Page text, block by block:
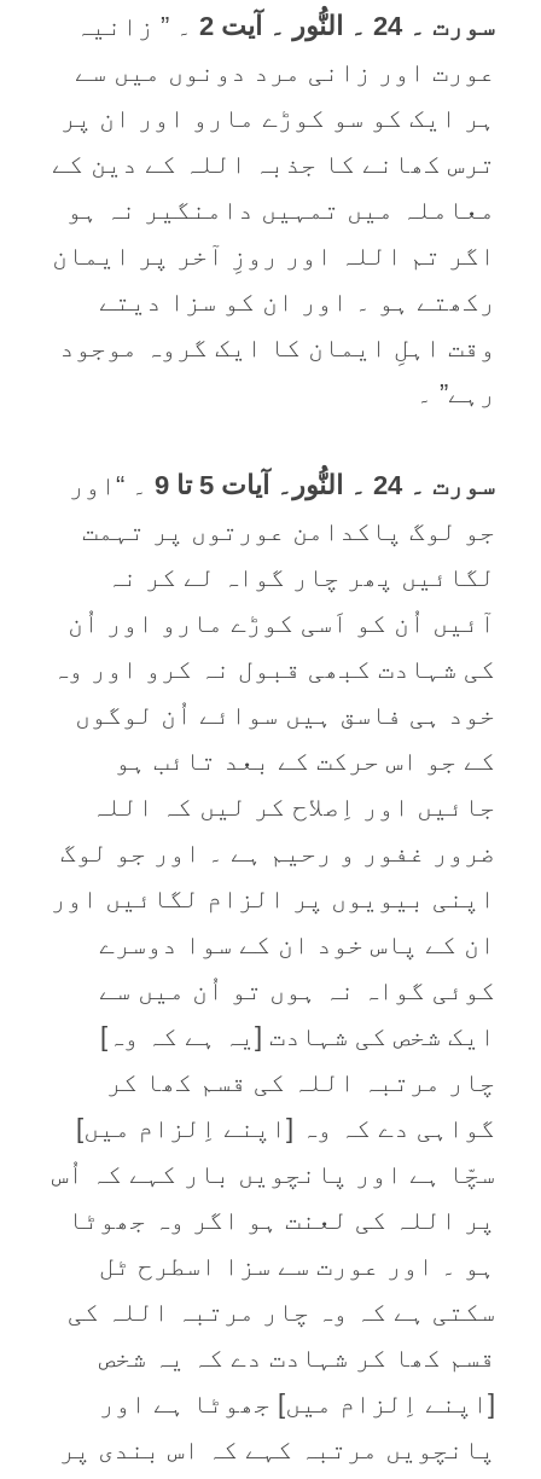
سورت ۔ 24 ۔ النُّور ۔ آیت 2
۔ ” زانیہ
عورت اور زانی مرد دونوں میں سے
ہر ایک کو سو کوڑے مارو اور ان پر
ترس کھانے کا جذبہ اللہ کے دین کے
معاملہ میں تمہیں دامنگیر نہ ہو
اگر تم اللہ اور روزِ آخر پر ایمان
رکھتے ہو ۔ اور ان کو سزا دیتے
وقت اہلِ ایمان کا ایک گروہ موجود
رہے” ۔
سورت ۔ 24 ۔ النُّور۔ آیات 5 تا 9
۔ “اور
جو لوگ پاکدامن عورتوں پر تہمت
لگائیں پھر چار گواہ لے کر نہ
آئیں اُن کو اَسی کوڑے مارو اور اُن
کی شہادت کبھی قبول نہ کرو اور وہ
خود ہی فاسق ہیں سوائے اُن لوگوں
کے جو اس حرکت کے بعد تائب ہو
جائیں اور اِصلاح کر لیں کہ اللہ
ضرور غفور و رحیم ہے ۔ اور جو لوگ
اپنی بیویوں پر الزام لگائیں اور
ان کے پاس خود ان کے سوا دوسرے
کوئی گواہ نہ ہوں تو اُن میں سے
ایک شخص کی شہادت [یہ ہے کہ وہ]
چار مرتبہ اللہ کی قسم کھا کر
گواہی دے کہ وہ [اپنے اِلزام میں]
سچّا ہے اور پانچویں بار کہے کہ اُس
پر اللہ کی لعنت ہو اگر وہ جھوٹا
ہو ۔ اور عورت سے سزا اسطرح ٹل
سکتی ہے کہ وہ چار مرتبہ اللہ کی
قسم کھا کر شہادت دے کہ یہ شخص
[اپنے اِلزام میں] جھوٹا ہے اور
پانچویں مرتبہ کہے کہ اس بندی پر